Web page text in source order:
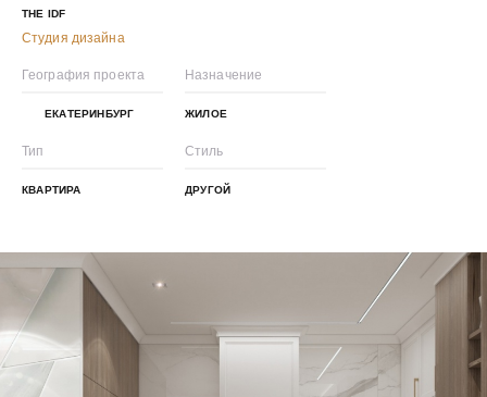
THE IDF
Студия дизайна
География проекта
ЕКАТЕРИНБУРГ
Назначение
ЖИЛОЕ
Тип
КВАРТИРА
Стиль
ДРУГОЙ